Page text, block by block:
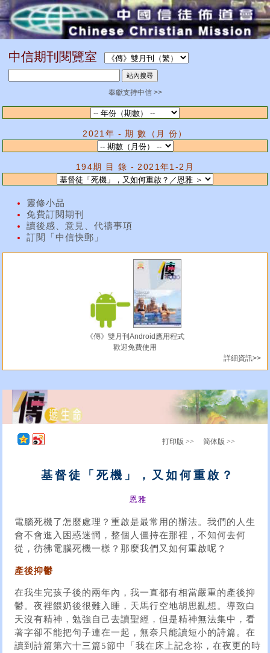
中信期刊閱覽室
奉獻支持中信 >>
2021年 - 期 數（月 份）
194期 目 錄 - 2021年1-2月
靈修小品
免費訂閱期刊
讀後感、意見、代禱事項
訂閱「中信快郵」
《傳》雙月刊Android應用程式
歡迎免費使用
詳細資訊>>
打印版 >> 简体版 >>
基督徒「死機」，又如何重啟？
恩雅
電腦死機了怎麼處理？重啟是最常用的辦法。我們的人生
會不會進入困惑迷惘，整個人僵持在那裡，不知何去何
從，彷彿電腦死機一樣？那麼我們又如何重啟呢？
產後抑鬱
在我生完孩子後的兩年內，我一直都有相當嚴重的產後抑
鬱。夜裡餵奶後很難入睡，天馬行空地胡思亂想。導致白
天沒有精神，勉強自己去讀聖經，但是精神無法集中，看
著字卻不能把句子連在一起，無奈只能讀短小的詩篇。在
讀到詩篇第六十三篇5節中「我在床上記念祢，在夜更的時